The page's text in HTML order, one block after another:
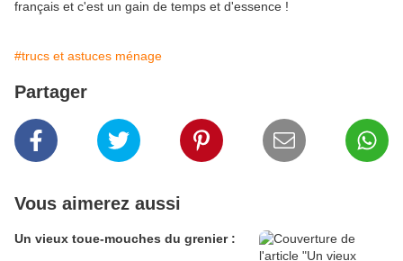
français et c'est un gain de temps et d'essence !
#trucs et astuces ménage
Partager
Vous aimerez aussi
Un vieux toue-mouches du grenier :